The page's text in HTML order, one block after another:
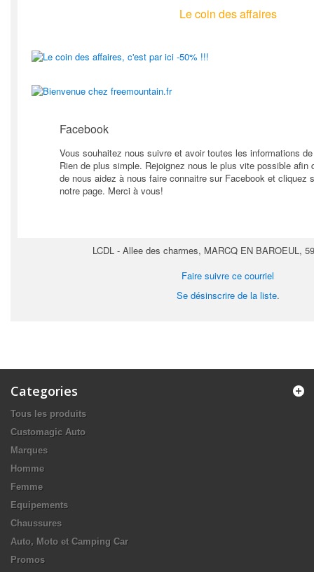
Le coin des affaires
Facebook
Vous souhaitez nous suivre et avoir toutes les informations
Rien de plus simple. Rejoignez nous le plus vite possible afin
de nous aidez à nous faire connaitre sur Facebook et cliquez
notre page. Merci à vous!
LCDL - Allee des charmes, MARCQ EN BAROEUL,
Faire suivre ce courriel
Se désinscrire de la liste.
Categories
Tous les produits
Customagic Auto
Marques
Homme
Femme
Equipements
Chaussures
Auto, Moto et Camping Car
Promos